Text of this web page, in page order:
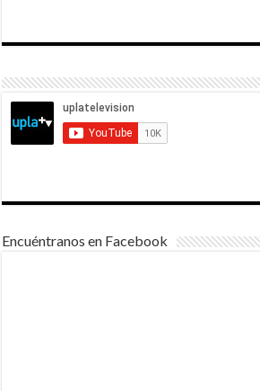
Encuéntranos en Facebook